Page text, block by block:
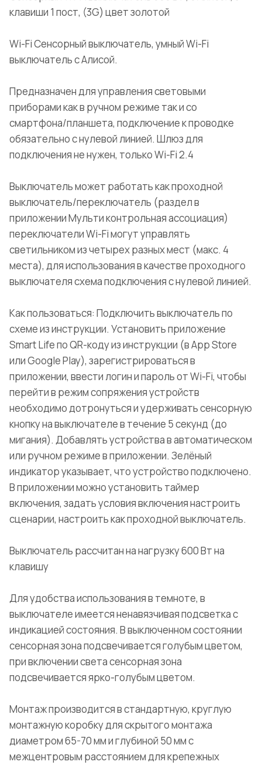
клавиши 1 пост, (3G) цвет золотой
Wi-Fi Сенсорный выключатель, умный Wi-Fi
выключатель с Алисой.
Предназначен для управления световыми
приборами как в ручном режиме так и со
смартфона/планшета, подключение к проводке
обязательно с нулевой линией. Шлюз для
подключения не нужен, только Wi-Fi 2.4
Выключатель может работать как проходной
выключатель/переключатель (раздел в
приложении Мульти контрольная ассоциация)
переключатели Wi-Fi могут управлять
светильником из четырех разных мест (макс. 4
места), для использования в качестве проходного
выключателя схема подключения с нулевой линией.
Как пользоваться: Подключить выключатель по
схеме из инструкции. Установить приложение
Smart Life по QR-коду из инструкции (в App Store
или Google Play), зарегистрироваться в
приложении, ввести логин и пароль от Wi-Fi, чтобы
перейти в режим сопряжения устройств
необходимо дотронуться и удерживать сенсорную
кнопку на выключателе в течение 5 секунд (до
мигания). Добавлять устройства в автоматическом
или ручном режиме в приложении. Зелёный
индикатор указывает, что устройство подключено.
В приложении можно установить таймер
включения, задать условия включения настроить
сценарии, настроить как проходной выключатель.
Выключатель рассчитан на нагрузку 600 Вт на
клавишу
Для удобства использования в темноте, в
выключателе имеется ненавязчивая подсветка с
индикацией состояния. В выключенном состоянии
сенсорная зона подсвечивается голубым цветом,
при включении света сенсорная зона
подсвечивается ярко-голубым цветом.
Монтаж производится в стандартную, круглую
монтажную коробку для скрытого монтажа
диаметром 65-70 мм и глубиной 50 мм с
межцентровым расстоянием для крепежных